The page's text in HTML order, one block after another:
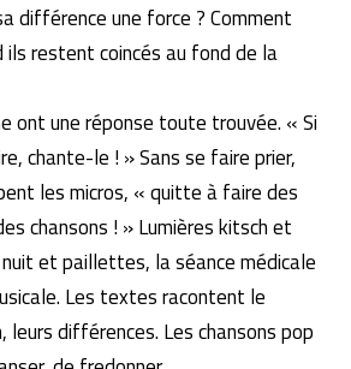
différence une force ? Comment
restent coincés au fond de la
ont une réponse toute trouvée. « Si
chante-le ! » Sans se faire prier,
les micros, « quitte à faire des
chansons ! » Lumières kitsch et
et paillettes, la séance médicale
Les textes racontent le
leurs différences. Les chansons pop